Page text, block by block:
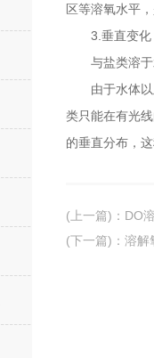
区等溶氧水平
3.垂直变化
与盐类溶于水
由于水体以及
类只能在有光
的垂直分布，
(上一篇) ： DO
(下一篇) ： 溶解